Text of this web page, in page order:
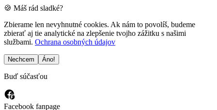
🍪 Máš rád sladké?
Zbierame len nevyhnutné cookies. Ak nám to povolíš, budeme
zbierať aj tie analytické na zlepšenie tvojho zážitku s našimi
službami. Ochrana osobných údajov
Nechcem Áno!
Buď súčasťou
Facebook fanpage